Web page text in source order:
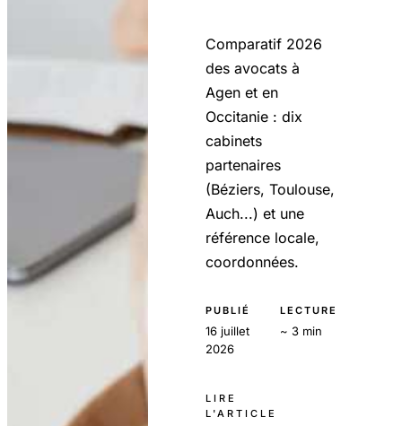
Comparatif 2026
des avocats à
Agen et en
Occitanie : dix
cabinets
partenaires
(Béziers, Toulouse,
Auch...) et une
référence locale,
coordonnées.
PUBLIÉ
16 juillet
2026
LECTURE
~ 3 min
LIRE
L'ARTICLE